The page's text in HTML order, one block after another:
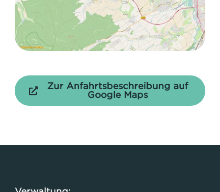
Zur Anfahrtsbeschreibung auf
Google Maps